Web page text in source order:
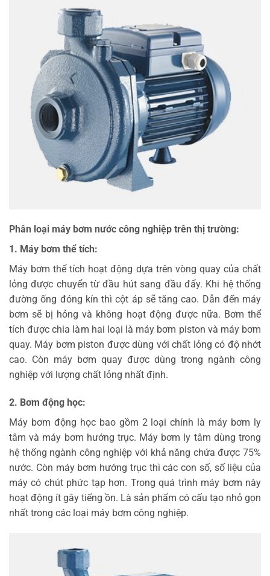
Phân loại máy bơm nước công nghiệp trên thị trường:
1. Máy bơm thể tích:
Máy bơm thể tích hoạt động dựa trên vòng quay của chất
lỏng được chuyển từ đầu hút sang đầu đẩy. Khi hệ thống
đường ống đóng kín thì cột áp sẽ tăng cao. Dẫn đến máy
bơm sẽ bị hỏng và không hoạt động được nữa. Bơm thể
tích được chia làm hai loại là máy bơm piston và máy bơm
quay. Máy bơm piston được dùng với chất lỏng có độ nhớt
cao. Còn máy bơm quay được dùng trong ngành công
nghiệp với lượng chất lỏng nhất định.
2. Bơm động học:
Máy bơm động học bao gồm 2 loại chính là máy bơm ly
tâm và máy bơm hướng trục. Máy bơm ly tâm dùng trong
hệ thống ngành công nghiệp với khả năng chứa được 75%
nước. Còn máy bơm hướng trục thì các con số, số liệu của
máy có chút phức tạp hơn. Trong quá trình máy bơm này
hoạt động ít gây tiếng ồn. Là sản phẩm có cấu tạo nhỏ gọn
nhất trong các loại máy bơm công nghiệp.